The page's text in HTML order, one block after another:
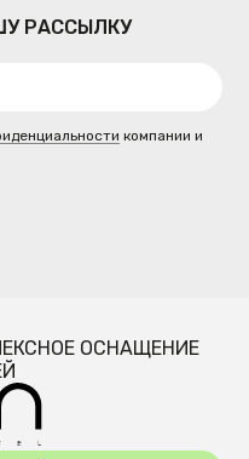
РАССЫЛКУ
компании и
ОСНАЩЕНИЕ